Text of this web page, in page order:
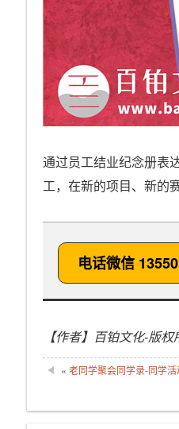
通过员工结业纪念册表
工，在新的项目、新的
电话微信
【作者】百铂文化-版权
« 老同学聚会同学录-同学